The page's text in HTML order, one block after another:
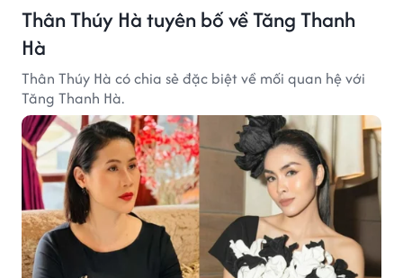
Thân Thúy Hà tuyên bố về Tăng Thanh
Hà
Thân Thúy Hà có chia sẻ đặc biệt về mối quan hệ với
Tăng Thanh Hà.